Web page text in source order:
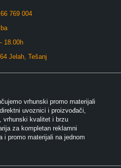
769 004
18.00h
Jelah, Tešanj
vrhunski promo materijali
uvoznici i proizvođači,
vrhunski kvalitet i brzu
za kompletan reklamni
i promo materijali na jednom